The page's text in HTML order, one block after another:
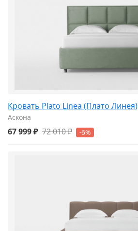
Кровать Plato Linea (Плато Линея)
Аскона
67 999 ₽ 72 010 ₽ -6%